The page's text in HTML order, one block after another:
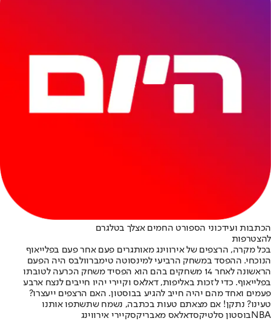
הכתבות ועידכוני הספורט החמים אצלך בטלגרם
להצטרפות
בכל מקרה, הרצפים של אירווינג מאותגרים פעם אחר פעם בפלייאוף
הנוכחי. ההפסד במשחק הרביעי למינסוטה טימברוולבס היה הפעם
הראשונה לאחר 14 משחקים בהם הוא הפסיד משחק הכרעה לטובתו
בפלייאוף. כדי לזכות באליפות, דאלאס וקיירי יהיו חייבים לנצח ארבע
פעמים ואחד מהם יהיה חייב להגיע בבוסטון. האם הרצפים ייעצרו?
טעינו? נתקן! אם מצאתם טעות בכתבה, נשמח שתשתפו אותנו
NBAבוסטון סלטיקסדאלאס מאבריקסקיירי אירווינג